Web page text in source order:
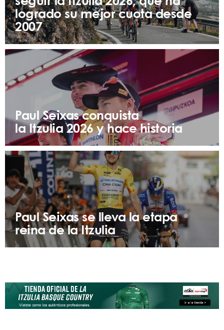
logrado su mejor cuota desde
2007
Paul Seixas conquista
la Itzulia 2026 y hace historia
Paul Seixas se lleva la etapa
reina de la Itzulia